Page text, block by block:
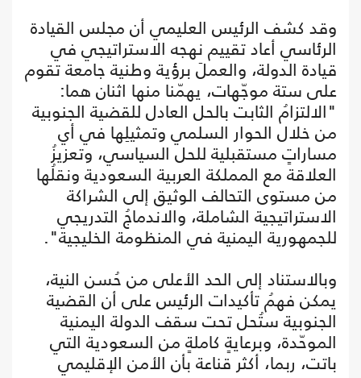
وقد كشف الرئيس العليمي أن مجلس القيادة
الرئاسي أعاد تقييم نهجه الاستراتيجي في
قيادة الدولة، والعملَ برؤية وطنية جامعة تقوم
على ستة موجّهات، يهمّنا منها اثنان هما:
"الالتزامُ الثابت بالحل العادل للقضية الجنوبية
من خلال الحوار السلمي وتمثيلِها في أي
مساراتٍ مستقبلية للحل السياسي، وتعزيزُ
العلاقة مع المملكة العربية السعودية ونقلُها
من مستوى التحالف الوثيق إلى الشراكة
الاستراتيجية الشاملة، والاندماجُ التدريجي
للجمهورية اليمنية في المنظومة الخليجية".
وبالاستناد إلى الحد الأعلى من حُسن النية،
يمكن فهمُ تأكيدات الرئيس على أن القضية
الجنوبية ستُحل تحت سقف الدولة اليمنية
الموحّدة، وبرعايةٍ كاملةٍ من السعودية التي
باتت، ربما، أكثر قناعة بأن الأمن الإقليمي